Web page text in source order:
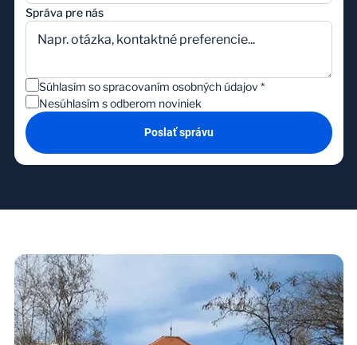
Správa pre nás
Súhlasím so spracovaním osobných údajov *
Nesúhlasím s odberom noviniek
Poslať správu